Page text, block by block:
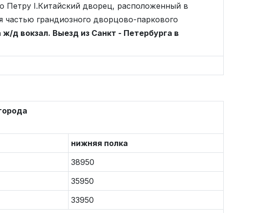
Петру I.Китайский дворец, расположенный в
частью грандиозного дворцово-паркового
д вокзал. Выезд из Санкт - Петербурга в
нижняя полка
38950
35950
33950